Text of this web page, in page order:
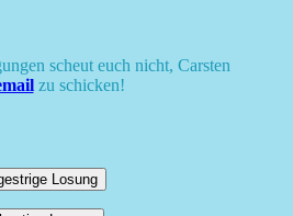
scheut euch nicht, Carsten
zu schicken!
Losung